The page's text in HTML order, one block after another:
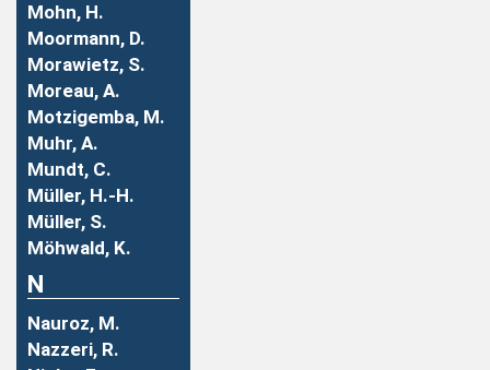
Mohn, H.
Moormann, D.
Morawietz, S.
Moreau, A.
Motzigemba, M.
Muhr, A.
Mundt, C.
Müller, H.-H.
Müller, S.
Möhwald, K.
N
Nauroz, M.
Nazzeri, R.